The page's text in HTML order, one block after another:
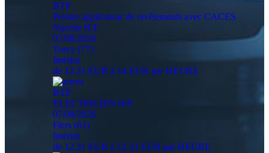
BTP
Peintre applicateur de revêtements avec CACES
Nacelle H/F
07/08/2026
Torcy (77)
Intérim
de 12.31 EUR à 14 EUR par HEURE
BTP
ELECTRICIEN H/F
07/08/2026
Flers (61)
Intérim
de 12.31 EUR à 12.31 EUR par HEURE